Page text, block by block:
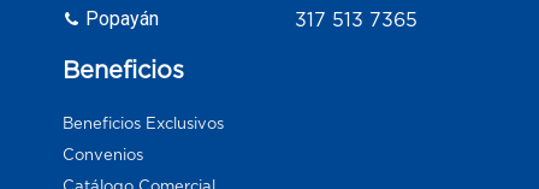
Popayán
317 513 7365
Beneficios
Beneficios Exclusivos
Convenios